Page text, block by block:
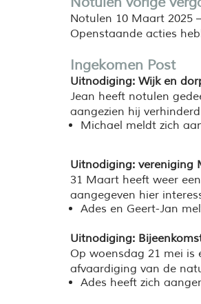
Notulen 10 Maart 2025
Openstaande acties
Ingekomen Post
Uitnodiging: Wijk en
Jean heeft notulen
aangezien hij
Michael meldt zich
Uitnodiging: vereniging
31 Maart heeft weer
aangegeven hier
Ades en Geert-Jan
Uitnodiging:
Op woensdag 21 mei is
afvaardiging van de
Ades heeft zich